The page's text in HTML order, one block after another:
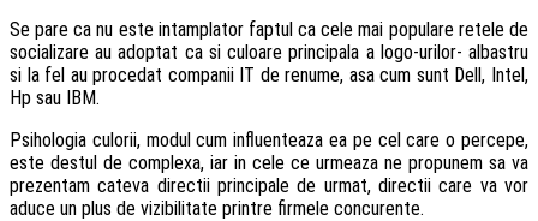
Se pare ca nu este intamplator faptul ca cele mai populare retele de
socializare au adoptat ca si culoare principala a logo-urilor- albastru
si la fel au procedat companii IT de renume, asa cum sunt Dell, Intel,
Hp sau IBM.
Psihologia culorii, modul cum influenteaza ea pe cel care o percepe,
este destul de complexa, iar in cele ce urmeaza ne propunem sa va
prezentam cateva directii principale de urmat, directii care va vor
aduce un plus de vizibilitate printre firmele concurente.